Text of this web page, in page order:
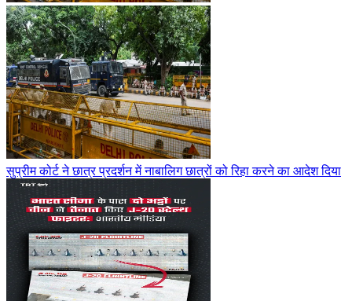
सुप्रीम कोर्ट ने छात्र प्रदर्शन में नाबालिग छात्रों को रिहा करने का आदेश दिया